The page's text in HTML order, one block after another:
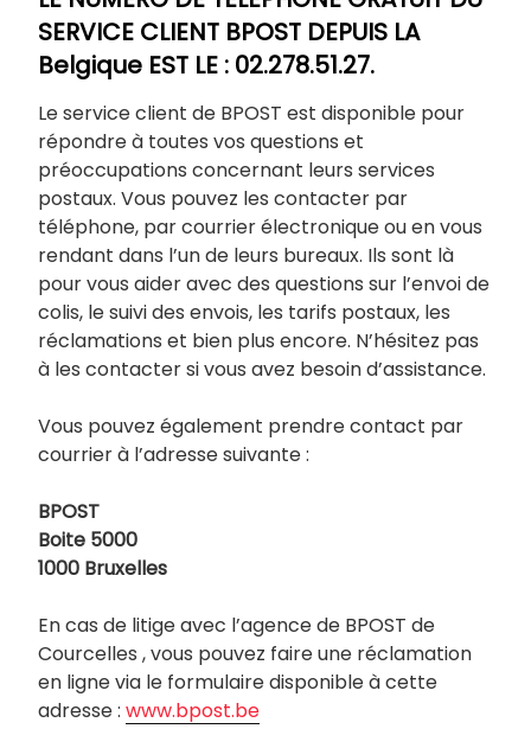
SERVICE CLIENT BPOST DEPUIS LA
Belgique EST LE : 02.278.51.27.
Le service client de BPOST est disponible pour
répondre à toutes vos questions et
préoccupations concernant leurs services
postaux. Vous pouvez les contacter par
téléphone, par courrier électronique ou en vous
rendant dans l’un de leurs bureaux. Ils sont là
pour vous aider avec des questions sur l’envoi de
colis, le suivi des envois, les tarifs postaux, les
réclamations et bien plus encore. N’hésitez pas
à les contacter si vous avez besoin d’assistance.
Vous pouvez également prendre contact par
courrier à l’adresse suivante :
BPOST
Boite 5000
1000 Bruxelles
En cas de litige avec l’agence de BPOST de
Courcelles , vous pouvez faire une réclamation
en ligne via le formulaire disponible à cette
adresse : www.bpost.be